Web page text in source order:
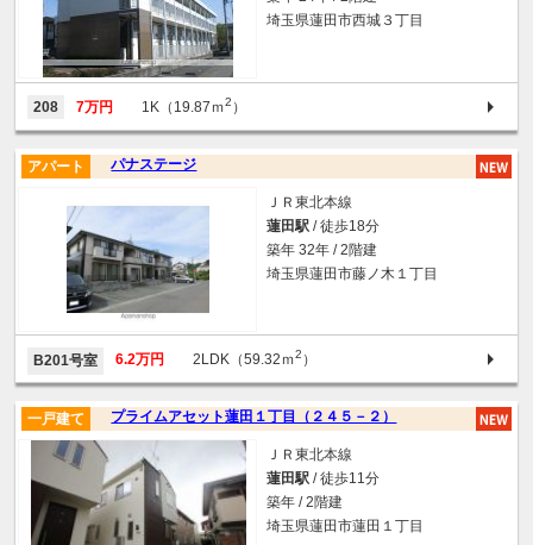
埼玉県蓮田市西城３丁目
208 7万円 1K（19.87ｍ2 ）
パナステージ
アパート
ＪＲ東北本線
蓮田駅 / 徒歩18分
築年 32年 / 2階建
埼玉県蓮田市藤ノ木１丁目
B201号室 6.2万円 2LDK（59.32ｍ2 ）
プライムアセット蓮田１丁目（２４５－２）
一戸建て
ＪＲ東北本線
蓮田駅 / 徒歩11分
築年 / 2階建
埼玉県蓮田市蓮田１丁目